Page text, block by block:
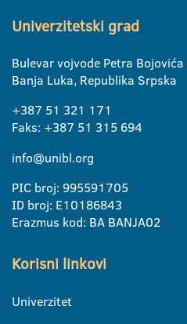
Univerzitetski grad
Bulevar vojvode Petra Bojovića
Banja Luka, Republika Srpska
+387 51 321 171
Faks: +387 51 315 694
info@unibl.org
PIC broj: 995591705
ID broj: E10186843
Erazmus kod: BA BANJA02
Korisni linkovi
Univerzitet